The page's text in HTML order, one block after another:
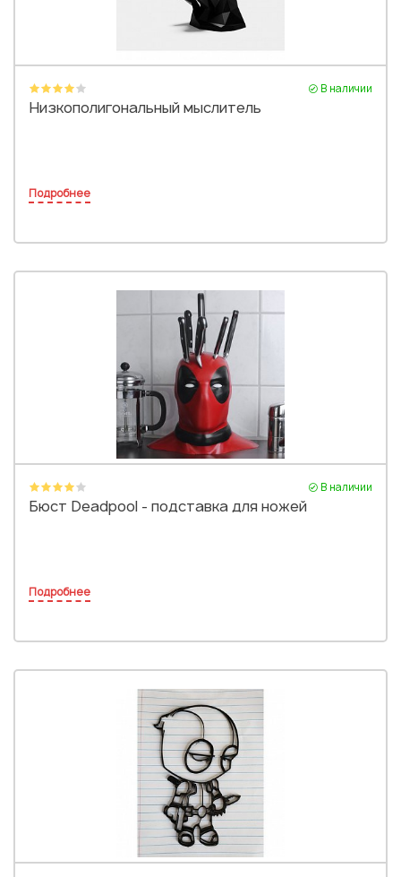
В наличии
Низкополигональный мыслитель
Подробнее
В наличии
Бюст Deadpool - подставка для ножей
Подробнее